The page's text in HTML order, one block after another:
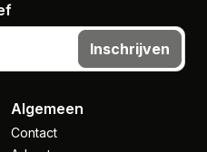
Inschrijven
Algemeen
Contact